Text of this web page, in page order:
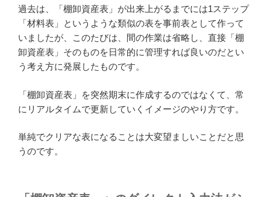
過去は、「棚卸資産表」が出来上がるまでには1ステップ
「材料表」というような類似の表を事前表として作って
いましたが、このたびは、間の作業は省略し、直接「棚
卸資産表」そのものを日常的に管理すれば良いのだとい
う考え方に発展したものです。
「棚卸資産表」を突然期末に作成するのではなくて、常
にリアルタイムで更新していくイメージのやり方です。
単純でクリアな表になることは大変望ましいことだと思
うのです。